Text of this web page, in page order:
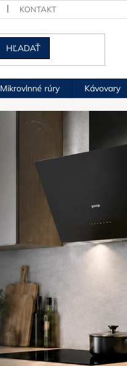
KONTAKT
HĽADAŤ
Mikrovlnné rúry Kávovary